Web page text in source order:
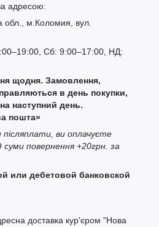
адресою:
обл., м.Коломия, вул.
Сб: 9:00–17:00, НД:
щодня. Замовлення,
в день покупки,
наступний день.
пошта»
ви оплачуєте
суми повернення +20грн. за
или дебетовой банковской
доставка кур'єром "Нова